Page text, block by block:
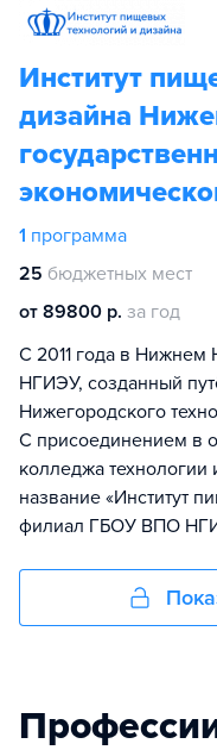
Институт
дизайна
1 программа
25 бюджетных мест
от 89800 р. за год
С 2011 года в Нижнем
НГИЭУ, созданный
Нижегородского
С присоединением в
колледжа
название «Институт
филиал ГБОУ ВПО